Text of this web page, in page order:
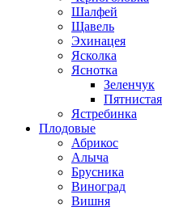
Шалфей
Щавель
Эхинацея
Ясколка
Яснотка
Зеленчук
Пятнистая
Ястребинка
Плодовые
Абрикос
Алыча
Брусника
Виноград
Вишня